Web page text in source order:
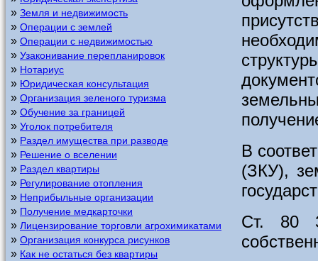
» Земля и недвижимость
» Операции с землей
» Операции с недвижимостью
» Узаконивание перепланировок
» Нотариус
» Юридическая консультация
» Организация зеленого туризма
» Обучение за границей
» Уголок потребителя
» Раздел имущества при разводе
» Решение о вселении
» Раздел квартиры
» Регулирование отопления
» Неприбыльные организации
» Получение медкарточки
» Лицензирование торговли агрохимикатами
» Организация конкурса рисунков
» Как не остаться без квартиры
В
(ЗКУ),
Ст. 80